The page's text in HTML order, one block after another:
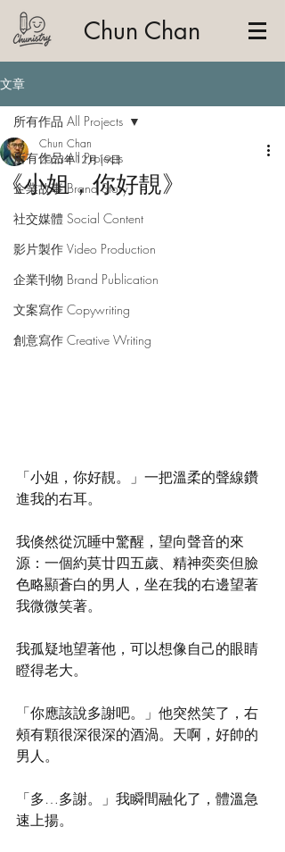
Chun Chan
文章
所有作品 All Projects
企業故事 Brand Story
社交媒體 Social Content
影片製作 Video Production
企業刊物 Brand Publication
文案寫作 Copywriting
創意寫作 Creative Writing
所有作品 All Projects
《小姐，你好靚》
Chun Chan
2023年12月19日
「小姐，你好靚。」一把溫柔的聲線鑽
進我的右耳。
我倏然從沉睡中驚醒，望向聲音的來
源：一個約莫廿四五歲、精神奕奕但臉
色略顯蒼白的男人，坐在我的右邊望著
我微微笑著。
我孤疑地望著他，可以想像自己的眼睛
瞪得老大。
「你應該說多謝吧。」他突然笑了，右
頰有顆很深很深的酒渦。天啊，好帥的
男人。
「多…多謝。」我瞬間融化了，體溫急
速上揚。